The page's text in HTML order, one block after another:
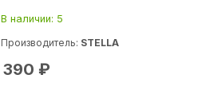
В наличии: 5
Производитель: STELLA
390 ₽